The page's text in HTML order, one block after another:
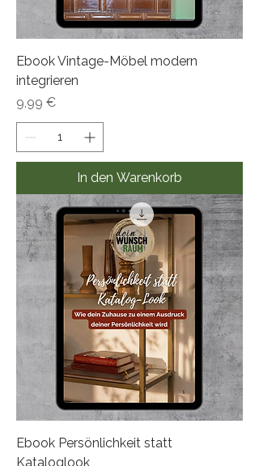
Ebook Vintage-Möbel modern
integrieren
Preis
9,99 €
In den Warenkorb
Ebook Persönlichkeit statt
Kataloglook